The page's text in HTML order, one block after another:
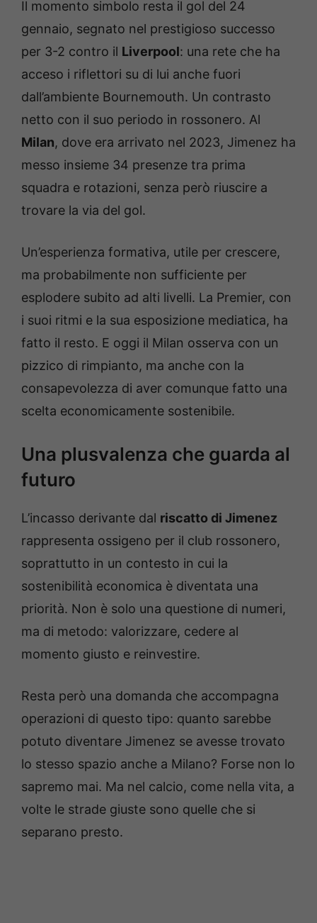
Il momento simbolo resta il gol del 24
gennaio, segnato nel prestigioso successo
per 3-2 contro il Liverpool: una rete che ha
acceso i riflettori su di lui anche fuori
dall’ambiente Bournemouth. Un contrasto
netto con il suo periodo in rossonero. Al
Milan, dove era arrivato nel 2023, Jimenez ha
messo insieme 34 presenze tra prima
squadra e rotazioni, senza però riuscire a
trovare la via del gol.
Un’esperienza formativa, utile per crescere,
ma probabilmente non sufficiente per
esplodere subito ad alti livelli. La Premier, con
i suoi ritmi e la sua esposizione mediatica, ha
fatto il resto. E oggi il Milan osserva con un
pizzico di rimpianto, ma anche con la
consapevolezza di aver comunque fatto una
scelta economicamente sostenibile.
Una plusvalenza che guarda al
futuro
L’incasso derivante dal riscatto di Jimenez
rappresenta ossigeno per il club rossonero,
soprattutto in un contesto in cui la
sostenibilità economica è diventata una
priorità. Non è solo una questione di numeri,
ma di metodo: valorizzare, cedere al
momento giusto e reinvestire.
Resta però una domanda che accompagna
operazioni di questo tipo: quanto sarebbe
potuto diventare Jimenez se avesse trovato
lo stesso spazio anche a Milano? Forse non lo
sapremo mai. Ma nel calcio, come nella vita, a
volte le strade giuste sono quelle che si
separano presto.